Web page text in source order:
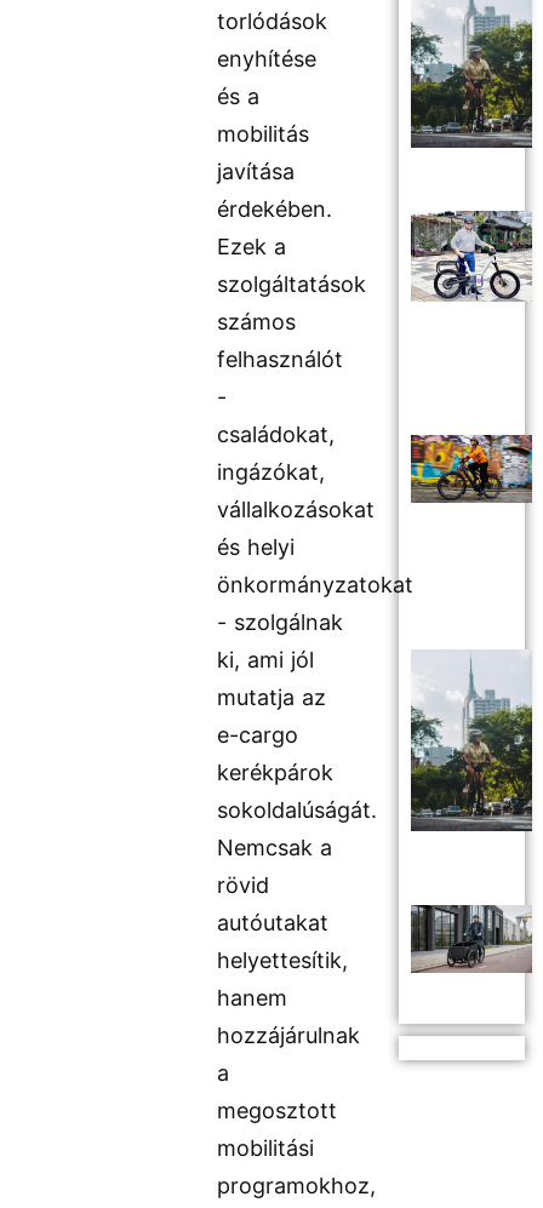
torlódások
enyhítése
és a
mobilitás
javítása
érdekében.
Ezek a
szolgáltatások
számos
felhasználót
-
családokat,
ingázókat,
vállalkozásokat
és helyi
önkormányzatokat
- szolgálnak
ki, ami jól
mutatja az
e-cargo
kerékpárok
sokoldalúságát.
Nemcsak a
rövid
autóutakat
helyettesítik,
hanem
hozzájárulnak
a
megosztott
mobilitási
programokhoz,